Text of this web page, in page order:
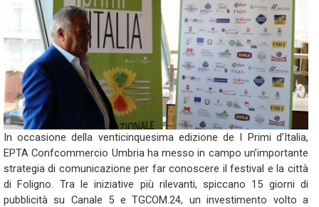
In occasione della venticinquesima edizione de I Primi d’Italia,
EPTA Confcommercio Umbria ha messo in campo un’importante
strategia di comunicazione per far conoscere il festival e la città
di Foligno. Tra le iniziative più rilevanti, spiccano 15 giorni di
pubblicità su Canale 5 e TGCOM.24, un investimento volto a